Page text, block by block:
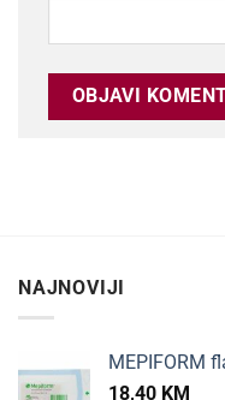
NAJNOVIJI
MEPIFORM
18,40 KM